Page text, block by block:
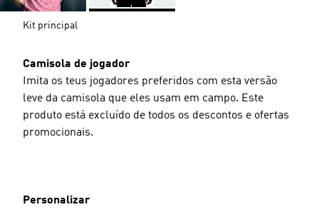
Kit principal
Camisola de jogador
Imita os teus jogadores preferidos com esta versão
leve da camisola que eles usam em campo. Este
produto está excluído de todos os descontos e ofertas
promocionais.
Personalizar